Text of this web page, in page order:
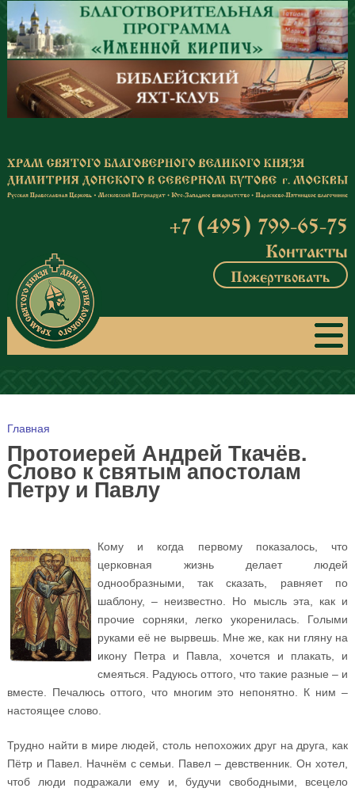
Перейти к основному содержанию
+7 (495) 799-65-75
Контакты
Пожертвовать
Вы здесь
Главная
Протоиерей Андрей Ткачёв.
Слово к святым апостолам
Петру и Павлу
Кому и когда первому показалось, что
церковная жизнь делает людей
однообразными, так сказать, равняет по
шаблону, – неизвестно. Но мысль эта, как и
прочие сорняки, легко укоренилась. Голыми
руками её не вырвешь. Мне же, как ни гляну на
икону Петра и Павла, хочется и плакать, и
смеяться. Радуюсь оттого, что такие разные – и
вместе. Печалюсь оттого, что многим это непонятно. К ним –
настоящее слово.
Трудно найти в мире людей, столь непохожих друг на друга, как
Пётр и Павел. Начнём с семьи. Павел – девственник. Он хотел,
чтоб люди подражали ему и, будучи свободными, всецело